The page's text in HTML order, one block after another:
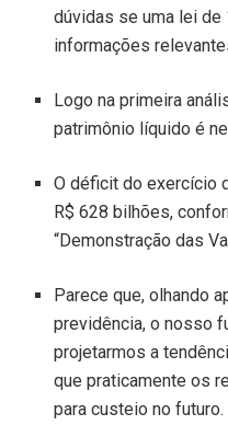
dúvidas se uma lei de
informações
Logo na primeira
patrimônio líquido é
O déficit do exercício
R$ 628 bilhões,
“Demonstração das
Parece que, olhando
previdência, o nosso
projetarmos a
que praticamente os
para custeio no